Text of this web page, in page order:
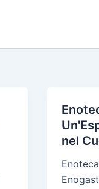
nel